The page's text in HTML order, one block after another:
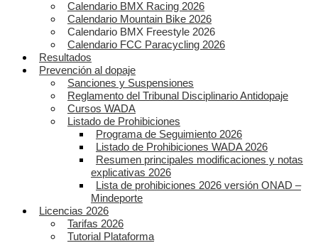
Calendario BMX Racing 2026
Calendario Mountain Bike 2026
Calendario BMX Freestyle 2026
Calendario FCC Paracycling 2026
Resultados
Prevención al dopaje
Sanciones y Suspensiones
Reglamento del Tribunal Disciplinario Antidopaje
Cursos WADA
Listado de Prohibiciones
Programa de Seguimiento 2026
Listado de Prohibiciones WADA 2026
Resumen principales modificaciones y notas
explicativas 2026
Lista de prohibiciones 2026 versión ONAD –
Mindeporte
Licencias 2026
Tarifas 2026
Tutorial Plataforma